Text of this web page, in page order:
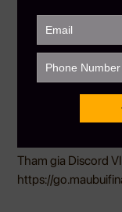
nghệ đang diễn ra
Nguồn: Tổng hợp
——————–
MAU BUI
toàn cầu hiểu biết
Hotline: +1
Tham gia Discord
https://